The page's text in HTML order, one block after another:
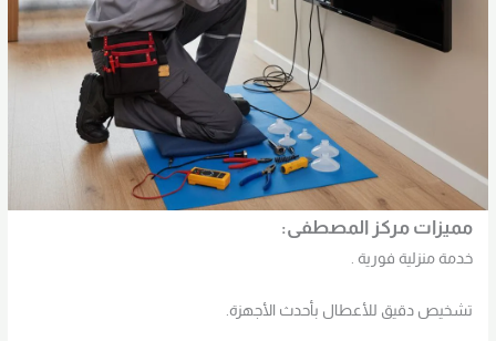
مميزات مركز المصطفى:
خدمة منزلية فورية .
تشخيص دقيق للأعطال بأحدث الأجهزة.